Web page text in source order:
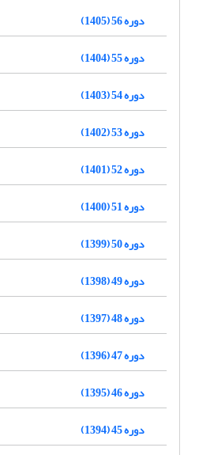
دوره 56 (1405)
دوره 55 (1404)
دوره 54 (1403)
دوره 53 (1402)
دوره 52 (1401)
دوره 51 (1400)
دوره 50 (1399)
دوره 49 (1398)
دوره 48 (1397)
دوره 47 (1396)
دوره 46 (1395)
دوره 45 (1394)